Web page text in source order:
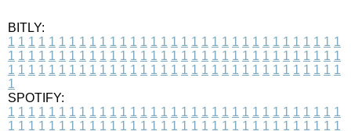
BITLY:
1 1 1 1 1 1 1 1 1 1 1 1 1 1 1 1 1 1 1 1 1 1 1 1 1 1 1 1 1 1 1 1 1
1 1 1 1 1 1 1 1 1 1 1 1 1 1 1 1 1 1 1 1 1 1 1 1 1 1 1 1 1 1 1 1 1
1 1 1 1 1 1 1 1 1 1 1 1 1 1 1 1 1 1 1 1 1 1 1 1 1 1 1 1 1 1 1 1 1
1
SPOTIFY:
1 1 1 1 1 1 1 1 1 1 1 1 1 1 1 1 1 1 1 1 1 1 1 1 1 1 1 1 1 1 1 1 1
1 1 1 1 1 1 1 1 1 1 1 1 1 1 1 1 1 1 1 1 1 1 1 1 1 1 1 1 1 1 1 1 1